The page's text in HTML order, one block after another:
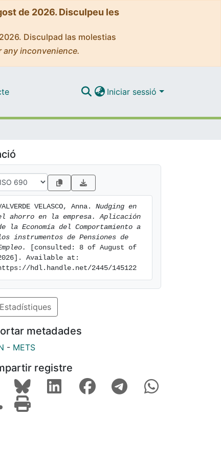
de 2026. Disculpeu les
Disculpad las molestias
inconvenience.
Iniciar sessió
VELASCO, Anna. Nudging en
ahorro en la empresa. Aplicación
la Economía del Comportamiento a
instrumentos de Pensiones de
[consulted: 8 of August of
Available at:
hdl.handle.net/2445/145122
Estadístiques
metadades
- METS
registre